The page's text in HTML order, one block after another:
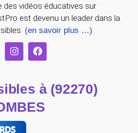
des vidéos éducatives sur
est devenu un leader dans la
(en savoir plus …)
à (92270)